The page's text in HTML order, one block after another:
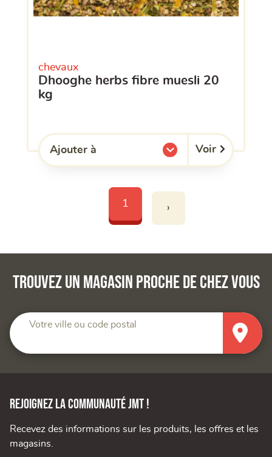
chevaux
dhooghe herbs fibre muesli 20
kg
Ajouter à
l'une de mes listes. Voir
1 ›
Trouvez un magasin proche de chez vous
Votre ville ou code postal
Rejoignez la communauté JMT !
Recevez des informations sur les produits, les offres et les
magasins.